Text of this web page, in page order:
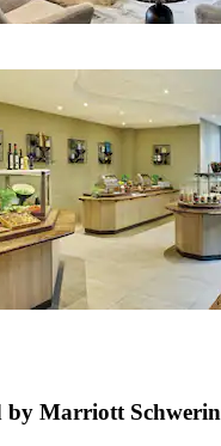
by Marriott Schwerin